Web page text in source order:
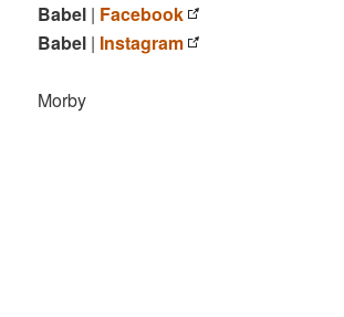
Babel | Facebook
Babel | Instagram
Morby